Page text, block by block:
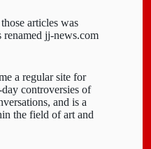
articles was
renamed jj-news.com
a regular site for
controversies of
and is a
the field of art and